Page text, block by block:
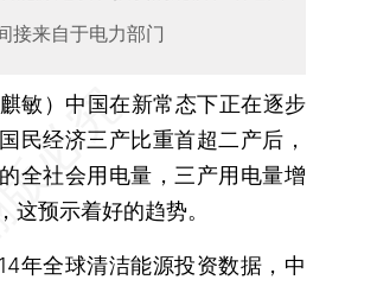
接来自于电力部门
敏） 中国在新常态下正在逐步
民经济三产比重首超二产后，
全社会用电量，三产用电量增
这预示着好的趋势。
全球清洁能源投资数据，中